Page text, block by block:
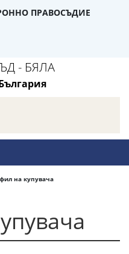
ПРАВОСЪДИЕ
- БЯЛА
на купувача